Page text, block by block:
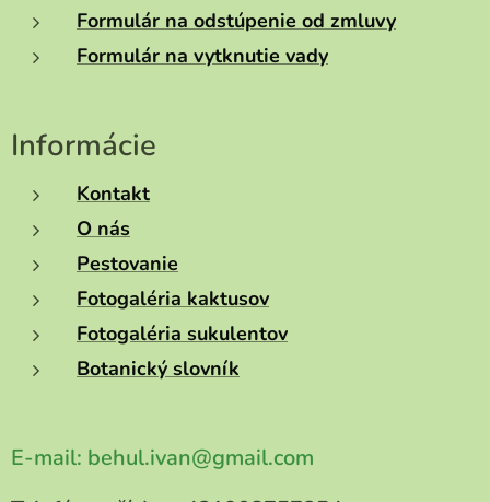
Formulár na odstúpenie od zmluvy
Formulár na vytknutie vady
Informácie
Kontakt
O nás
Pestovanie
Fotogaléria kaktusov
Fotogaléria sukulentov
Botanický slovník
E-mail: behul.ivan@gmail.com